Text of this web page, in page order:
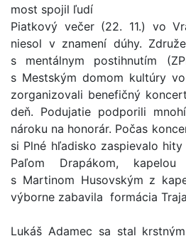
most spojil ľudí
Piatkový večer (22. 11.) vo
niesol v znamení dúhy.
s mentálnym postihnutím
s Mestským domom kultúry
zorganizovali benefičný
deň. Podujatie podporili
nároku na honorár. Počas
si Plné hľadisko zaspievalo
Paľom Drapákom,
s Martinom Husovským z
výborne zabavila formácia
Lukáš Adamec sa stal